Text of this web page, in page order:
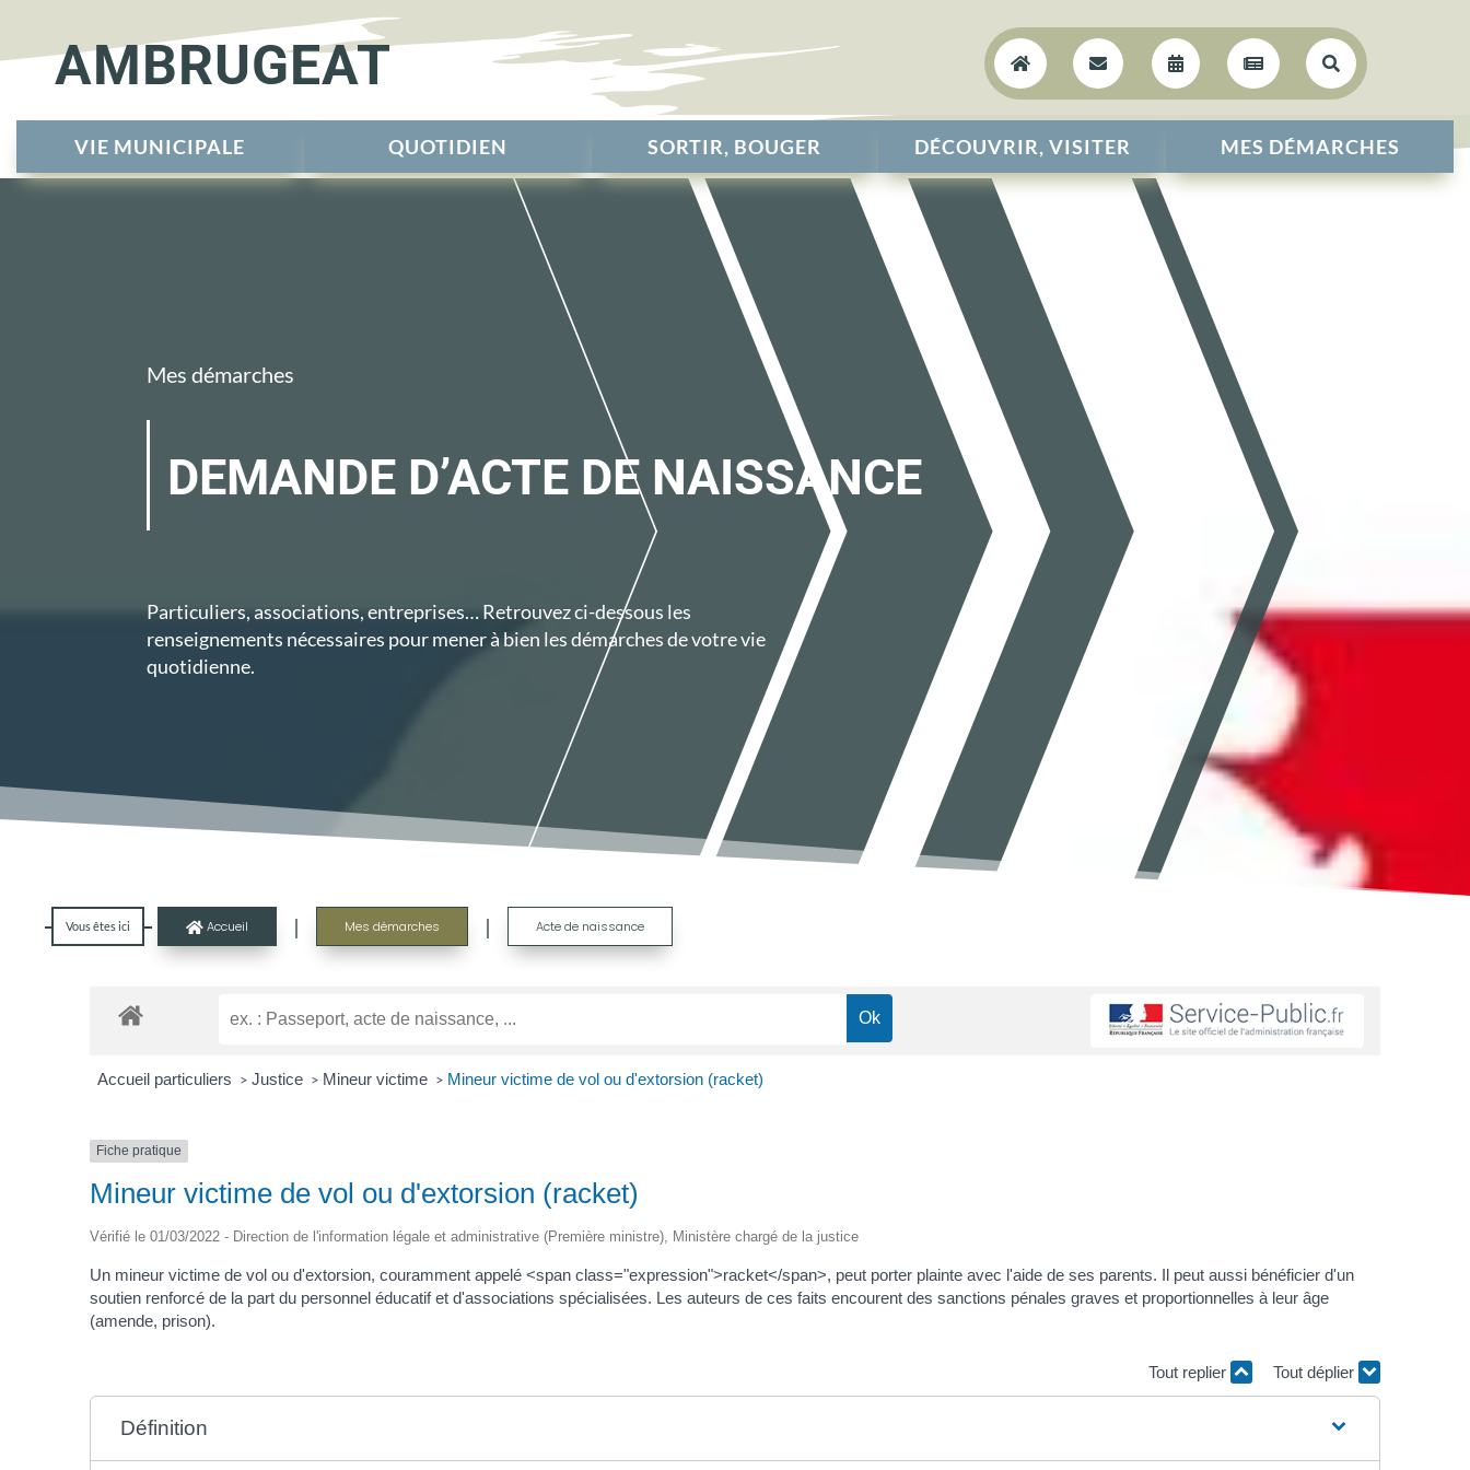
AMBRUGEAT     
VIE MUNICIPALE QUOTIDIEN SORTIR, BOUGER DÉCOUVRIR, VISITER MES DÉMARCHES
Mes démarches
DEMANDE D’ACTE DE NAISSANCE
Particuliers, associations, entreprises… Retrouvez ci-dessous les
renseignements nécessaires pour mener à bien les démarches de votre vie
quotidienne.
Vous êtes ici  Accueil | Mes démarches | Acte de naissance
Accueil particuliers > Justice > Mineur victime > Mineur victime de vol ou d'extorsion (racket)
Fiche pratique
Mineur victime de vol ou d'extorsion (racket)
Vérifié le 01/03/2022 - Direction de l'information légale et administrative (Première ministre), Ministère chargé de la justice
Un mineur victime de vol ou d'extorsion, couramment appelé <span class="expression">racket</span>, peut porter plainte avec l'aide de ses parents. Il peut aussi bénéficier d'un
soutien renforcé de la part du personnel éducatif et d'associations spécialisées. Les auteurs de ces faits encourent des sanctions pénales graves et proportionnelles à leur âge
(amende, prison).
Tout replier Tout déplier
Définition